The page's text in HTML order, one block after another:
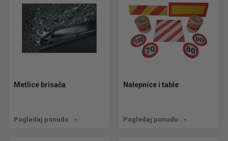
Metlice brisača
Pogledaj ponudu
Nalepnice i table
Pogledaj ponudu